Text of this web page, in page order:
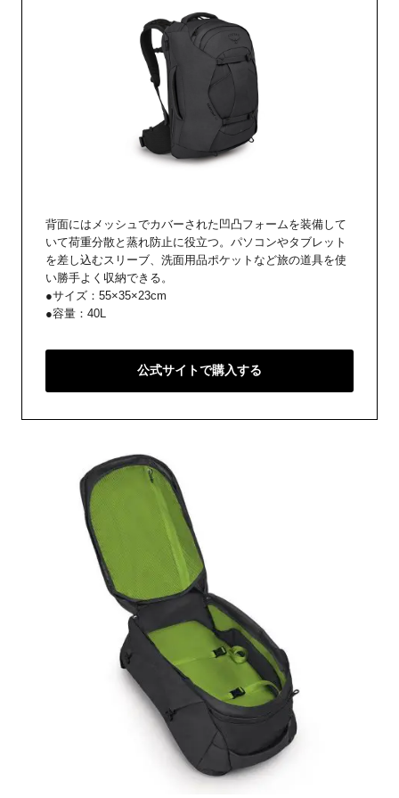
背面にはメッシュでカバーされた凹凸フォームを装備して
いて荷重分散と蒸れ防止に役立つ。パソコンやタブレット
を差し込むスリーブ、洗面用品ポケットなど旅の道具を使
い勝手よく収納できる。
●サイズ：55×35×23cm
●容量：40L
公式サイトで購入する